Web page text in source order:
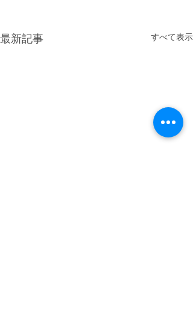
最新記事 すべて表示